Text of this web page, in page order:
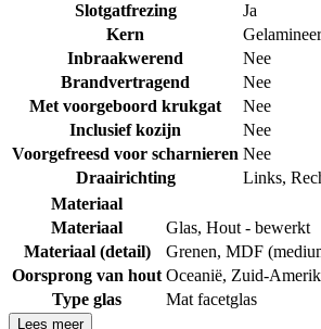
Slotgatfrezing
Ja
Kern
Inbraakwerend
Nee
Brandvertragend
Nee
Met voorgeboord krukgat
Nee
Inclusief kozijn
Nee
Voorgefreesd voor scharnieren Nee
Draairichting
Links,
Materiaal
Materiaal
Glas, Hout - bewerkt
Materiaal (detail)
Grenen, MDF
Oorsprong van hout Oceanië, Zuid-
Type glas
Mat facetglas
Lees meer